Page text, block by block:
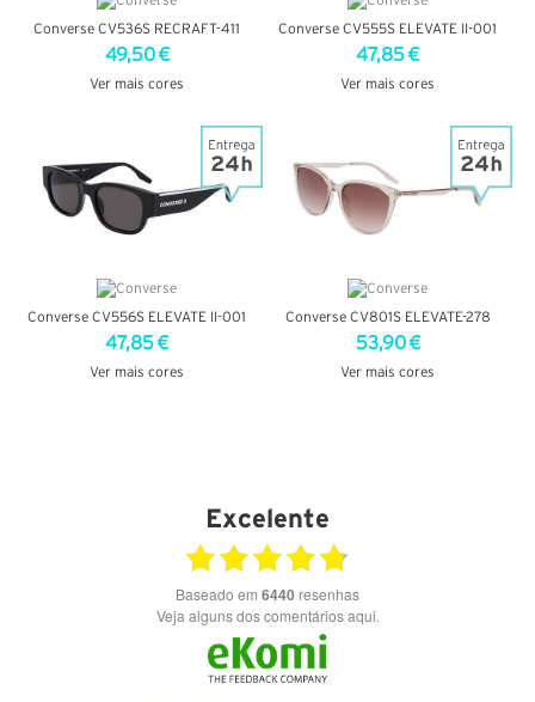
Converse CV536S RECRAFT-411
49,50 €
Ver mais cores
Converse CV555S ELEVATE II-001
47,85 €
Ver mais cores
Converse CV556S ELEVATE II-001
47,85 €
Ver mais cores
Converse CV801S ELEVATE-278
53,90 €
Ver mais cores
Excelente
Baseado em 6440 resenhas
Veja alguns dos comentários aqui.